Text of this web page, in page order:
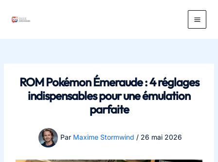
Main
ROM Pokémon Émeraude : 4 réglages
indispensables pour une émulation
parfaite
Par Maxime Stormwind / 26 mai 2026